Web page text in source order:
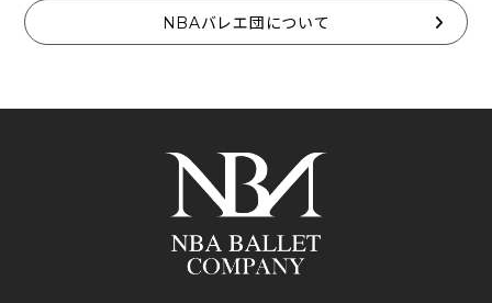
NBAバレエ団について